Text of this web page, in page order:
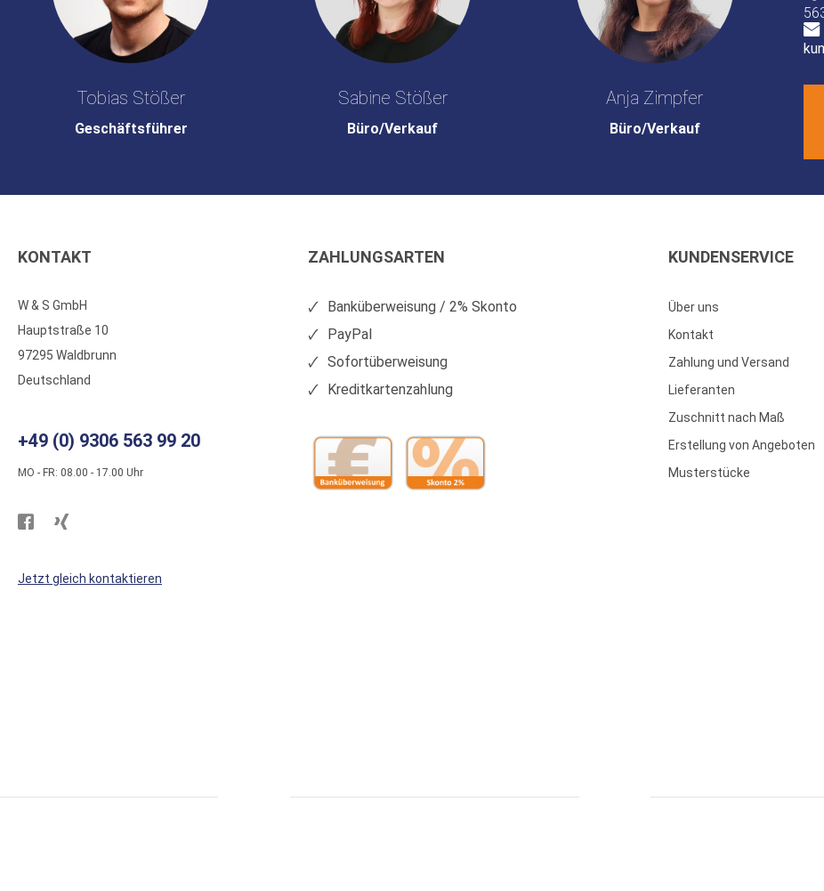
Tobias Stößer
Geschäftsführer
Sabine Stößer
Büro/Verkauf
Anja Zimpfer
Büro/Verkauf
KONTAKT
W & S GmbH
Hauptstraße 10
97295 Waldbrunn
Deutschland
+49 (0) 9306 563 99 20
MO - FR: 08.00 - 17.00 Uhr
Besuchen
WS
WS
Jetzt gleich kontaktieren
ZAHLUNGSARTEN
Banküberweisung / 2% Skonto
PayPal
Sofortüberweisung
Kreditkartenzahlung
KUNDENSERVICE
Über uns
Kontakt
Zahlung und Versand
Lieferanten
Zuschnitt nach Maß
Erstellung von Angeboten
Musterstücke